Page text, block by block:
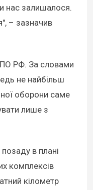
нас залишалося.
– зазначив
РФ. За словами
не найбільш
оборони саме
лише з
в плані
комплексів
кілометр